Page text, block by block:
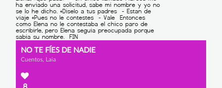
NO TE FÍES DE NADIE
Cuentos, Laia